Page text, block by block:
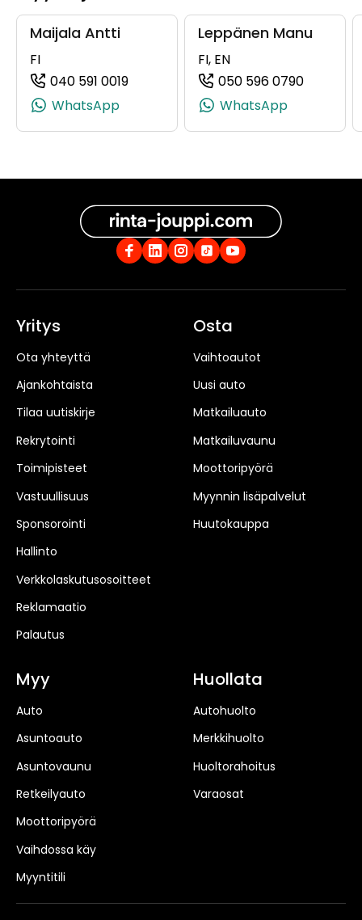
Maijala Antti
FI
040 591 0019
(+358405910019, 0405910019, +358
WhatsApp
Leppänen Manu
FI, EN
050 596 0790
WhatsApp
Yritys
Ota yhteyttä
Ajankohtaista
Tilaa uutiskirje
Rekrytointi
Toimipisteet
Vastuullisuus
Sponsorointi
Hallinto
Verkkolaskutusosoitteet
Reklamaatio
Palautus
Osta
Vaihtoautot
Uusi auto
Matkailuauto
Matkailuvaunu
Moottoripyörä
Myynnin lisäpalvelut
Huutokauppa
Myy
Auto
Asuntoauto
Asuntovaunu
Retkeilyauto
Moottoripyörä
Vaihdossa käy
Myyntitili
Huollata
Autohuolto
Merkkihuolto
Huoltorahoitus
Varaosat